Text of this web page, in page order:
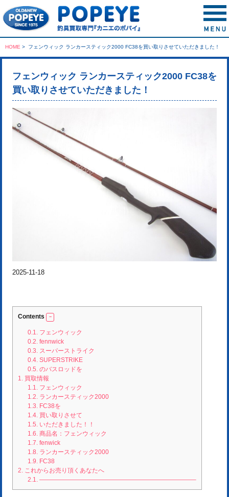
HOME > フェンウィック ランカースティック2000 FC38を買い取りさせていただきました！
フェンウィック ランカースティック2000 FC38を
買い取りさせていただきました！
2025-11-18
Contents
0.1.フェンウィック
0.2.fennwick
0.3.スーパーストライク
0.4.SUPERSTRIKE
0.5.のバスロッドを
1. 買取情報
1.1.フェンウィック
1.2.ランカースティック2000
1.3.FC38を
1.4.買い取りさせて
1.5.いただきました！！
1.6.商品名：フェンウィック
1.7.fenwick
1.8.ランカースティック2000
1.9.FC38
2. これからお売り頂くあなたへ
2.1.—————————————————————————–